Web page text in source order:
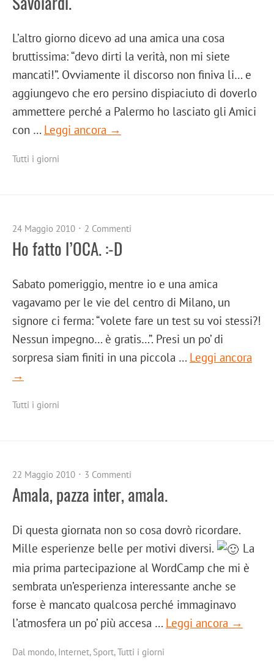
L’altro giorno dicevo ad una amica una cosa
bruttissima: “devo dirti la verità, non mi siete
mancati!”. Ovviamente il discorso non finiva li… e
aggiungevo che ero persino dispiaciuto di doverlo
ammettere perché a Palermo ho lasciato gli Amici
con … Leggi ancora →
Tutti i giorni
24 Maggio 2010 2 Commenti
Ho fatto l’OCA. :-D
Sabato pomeriggio, mentre io e una amica
vagavamo per le vie del centro di Milano, un
signore ci ferma: “volete fare un test su voi stessi?!
Nessun impegno… è gratis…”. Presi un po’ di
sorpresa siam finiti in una piccola … Leggi ancora
→
Tutti i giorni
22 Maggio 2010 3 Commenti
Amala, pazza inter, amala.
Di questa giornata non so cosa dovrò ricordare.
Mille esperienze belle per motivi diversi.
La
mia prima partecipazione al WordCamp che mi è
sembrata un’esperienza interessante anche se
forse è mancato qualcosa perché immaginavo
l’atmosfera un po’ più accesa … Leggi ancora →
Dal mondo, Internet, Sport,Tutti i giorni